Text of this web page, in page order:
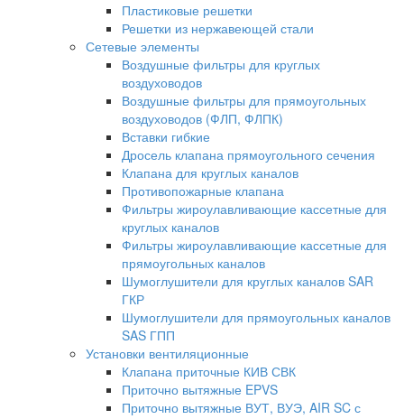
Пластиковые решетки
Решетки из нержавеющей стали
Сетевые элементы
Воздушные фильтры для круглых
воздуховодов
Воздушные фильтры для прямоугольных
воздуховодов (ФЛП, ФЛПК)
Вставки гибкие
Дросель клапана прямоугольного сечения
Клапана для круглых каналов
Противопожарные клапана
Фильтры жироулавливающие кассетные для
круглых каналов
Фильтры жироулавливающие кассетные для
прямоугольных каналов
Шумоглушители для круглых каналов SAR
ГКР
Шумоглушители для прямоугольных каналов
SAS ГПП
Установки вентиляционные
Клапана приточные КИВ СВК
Приточно вытяжные EPVS
Приточно вытяжные ВУТ, ВУЭ, AIR SC с